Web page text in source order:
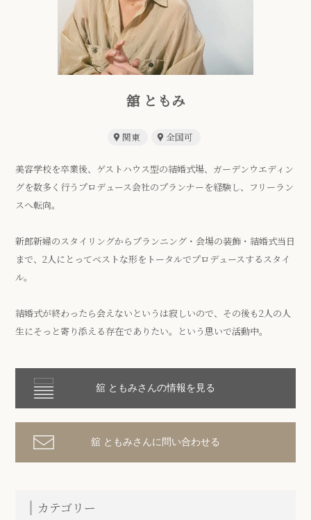
舘 ともみ
関東 全国可
美容学校を卒業後、ゲストハウス型の結婚式場、ガーデンウエディン
グを数多く行うプロデュース会社のプランナーを経験し、フリーラン
スへ転向。
新郎新婦のスタイリングからプランニング・会場の装飾・結婚式当日
まで、2人にとってベストな形をトータルでプロデュースするスタイ
ル。
結婚式が終わったら会えないというは寂しいので、その後も2人の人
生にそっと寄り添える存在でありたい。という思いで活動中。
舘 ともみさんの情報を見る
舘 ともみさんに問い合わせる
カテゴリー